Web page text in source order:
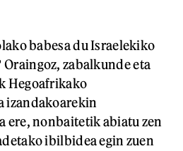
babesa du Israelekiko
zabalkunde eta
Hegoafrikako
izandakoarekin
ere, nonbaitetik abiatu zen
ibilbidea egin zuen